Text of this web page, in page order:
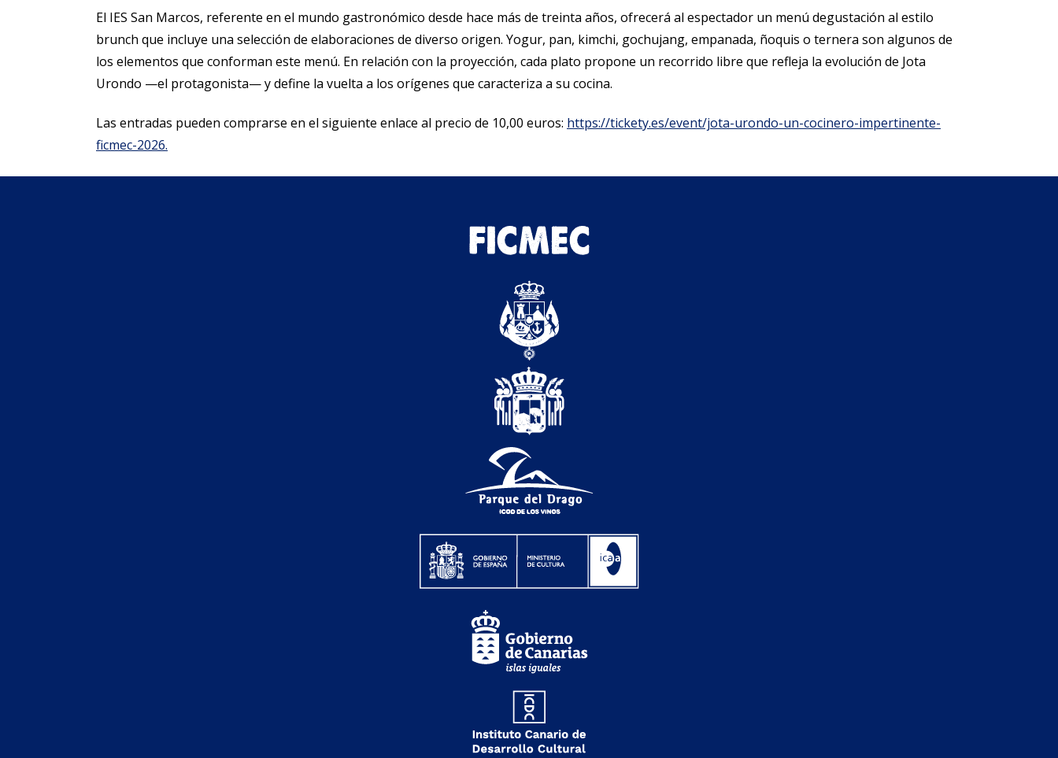
El IES San Marcos, referente en el mundo gastronómico desde hace más de treinta años, ofrecerá al espectador un menú degustación al estilo
brunch que incluye una selección de elaboraciones de diverso origen. Yogur, pan, kimchi, gochujang, empanada, ñoquis o ternera son algunos de
los elementos que conforman este menú. En relación con la proyección, cada plato propone un recorrido libre que refleja la evolución de Jota
Urondo —el protagonista— y define la vuelta a los orígenes que caracteriza a su cocina.
Las entradas pueden comprarse en el siguiente enlace al precio de 10,00 euros: https://tickety.es/event/jota-urondo-un-cocinero-impertinente-
ficmec-2026.